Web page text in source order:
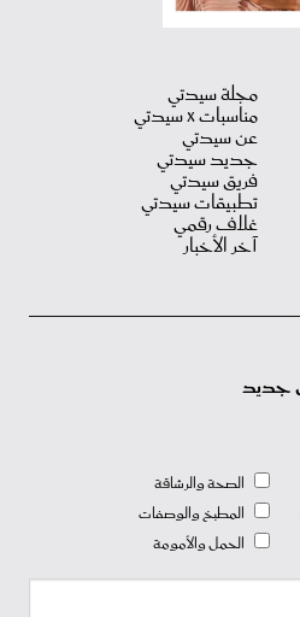
مجلة سيدتي
مناسبات X سيدتي
عن سيدتي
جديد سيدتي
فريق سيدتي
تطبيقات سيدتي
غلاف رقمي
آخر الأخبار
جديد
الصحة والرشاقة
المطبخ والوصفات
الحمل والأمومة